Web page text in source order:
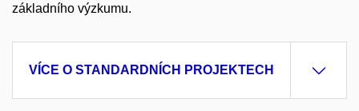
základního výzkumu.
VÍCE O STANDARDNÍCH PROJEKTECH